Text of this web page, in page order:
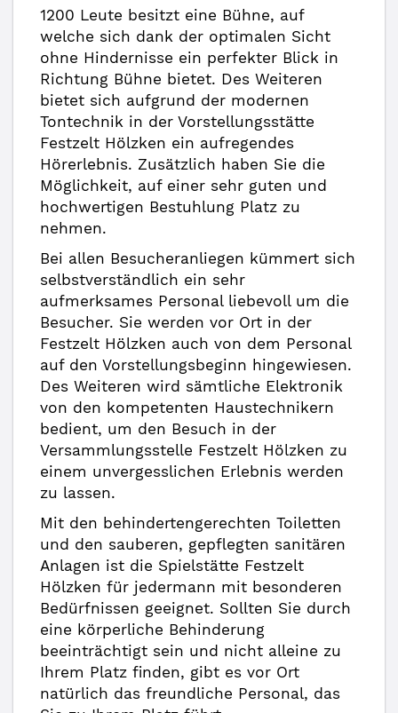
1200 Leute besitzt eine Bühne, auf
welche sich dank der optimalen Sicht
ohne Hindernisse ein perfekter Blick in
Richtung Bühne bietet. Des Weiteren
bietet sich aufgrund der modernen
Tontechnik in der Vorstellungsstätte
Festzelt Hölzken ein aufregendes
Hörerlebnis. Zusätzlich haben Sie die
Möglichkeit, auf einer sehr guten und
hochwertigen Bestuhlung Platz zu
nehmen.
Bei allen Besucheranliegen kümmert sich
selbstverständlich ein sehr
aufmerksames Personal liebevoll um die
Besucher. Sie werden vor Ort in der
Festzelt Hölzken auch von dem Personal
auf den Vorstellungsbeginn hingewiesen.
Des Weiteren wird sämtliche Elektronik
von den kompetenten Haustechnikern
bedient, um den Besuch in der
Versammlungsstelle Festzelt Hölzken zu
einem unvergesslichen Erlebnis werden
zu lassen.
Mit den behindertengerechten Toiletten
und den sauberen, gepflegten sanitären
Anlagen ist die Spielstätte Festzelt
Hölzken für jedermann mit besonderen
Bedürfnissen geeignet. Sollten Sie durch
eine körperliche Behinderung
beeinträchtigt sein und nicht alleine zu
Ihrem Platz finden, gibt es vor Ort
natürlich das freundliche Personal, das